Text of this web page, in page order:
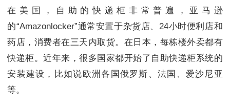
在美国，自助的快递柜非常普遍，亚马逊
的“Amazonlocker”通常安置于杂货店、24小时便利店和
药店，消费者在三天内取货。在日本，每栋楼外卖都有
快递柜。近年来，很多国家都开始了自助快递柜系统的
安装建设，比如说欧洲各国俄罗斯、法国、爱沙尼亚
等。